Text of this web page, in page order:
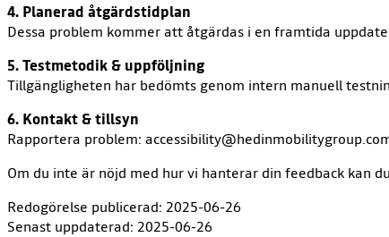
4. Planerad åtgärdstidplan
Dessa problem kommer att åtgärdas i en framtida
5. Testmetodik & uppföljning
Tillgängligheten har bedömts genom intern manuell
6. Kontakt & tillsyn
Rapportera problem:
Om du inte är nöjd med hur vi hanterar din feedback kan
Redogörelse publicerad: 2025-06-26
Senast uppdaterad: 2025-06-26